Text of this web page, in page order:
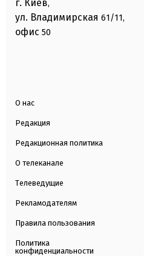
г. Киев,
ул. Владимирская 61/11,
офис 50
О нас
Редакция
Редакционная политика
О телеканале
Телеведущие
Рекламодателям
Правила пользования
Политика
конфиденциальности